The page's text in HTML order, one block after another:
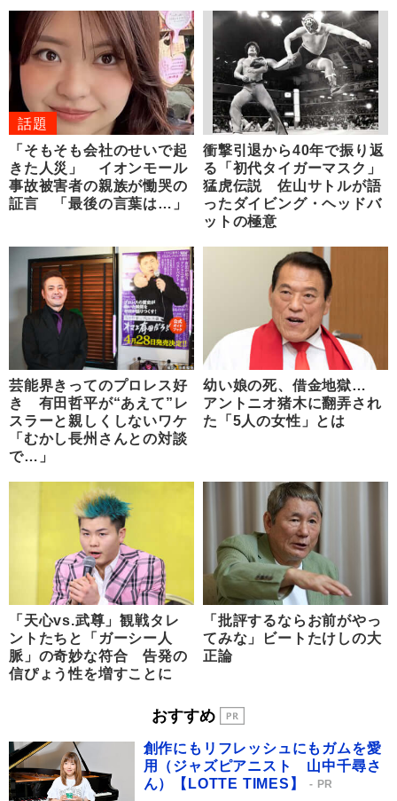
話題
「そもそも会社のせいで起
きた人災」 イオンモール
事故被害者の親族が慟哭の
証言 「最後の言葉は…」
衝撃引退から40年で振り返
る「初代タイガーマスク」
猛虎伝説 佐山サトルが語
ったダイビング・ヘッドバ
ットの極意
芸能界きってのプロレス好
き 有田哲平が“あえて”レ
スラーと親しくしないワケ
「むかし長州さんとの対談
で…」
幼い娘の死、借金地獄…
アントニオ猪木に翻弄され
た「5人の女性」とは
「天心vs.武尊」観戦タレ
ントたちと「ガーシー人
脈」の奇妙な符合 告発の
信ぴょう性を増すことに
「批評するならお前がやっ
てみな」ビートたけしの大
正論
おすすめ
創作にもリフレッシュにもガムを愛
用（ジャズピアニスト 山中千尋さ
ん）【LOTTE TIMES】
PR